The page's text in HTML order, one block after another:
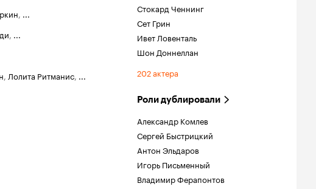
, ...
, ...
, Лолита Ритманис, ...
Стокард Ченнинг
Сет Грин
Ивет Ловенталь
Шон Доннеллан
202 актера
Роли дублировали
Александр Комлев
Сергей Быстрицкий
Антон Эльдаров
Игорь Письменный
Владимир Ферапонтов